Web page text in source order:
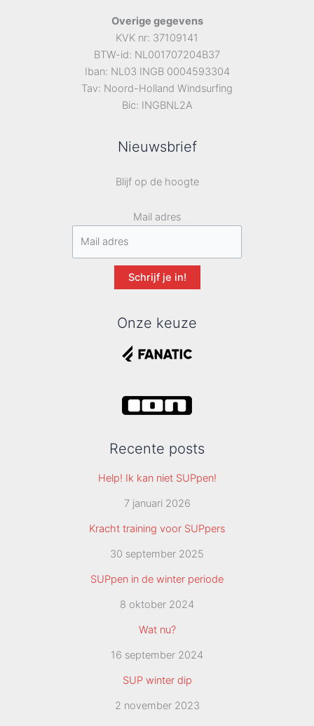
Overige gegevens
KVK nr: 37109141
BTW-id: NL001707204B37
Iban: NL03 INGB 0004593304
Tav: Noord-Holland Windsurfing
Bic: INGBNL2A
Nieuwsbrief
Blijf op de hoogte
Mail adres
Schrijf je in!
Onze keuze
Recente posts
Help! Ik kan niet SUPpen!
7 januari 2026
Kracht training voor SUPpers
30 september 2025
SUPpen in de winter periode
8 oktober 2024
Wat nu?
16 september 2024
SUP winter dip
2 november 2023